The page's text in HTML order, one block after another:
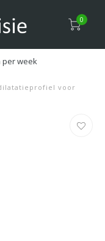
0
per week
voor